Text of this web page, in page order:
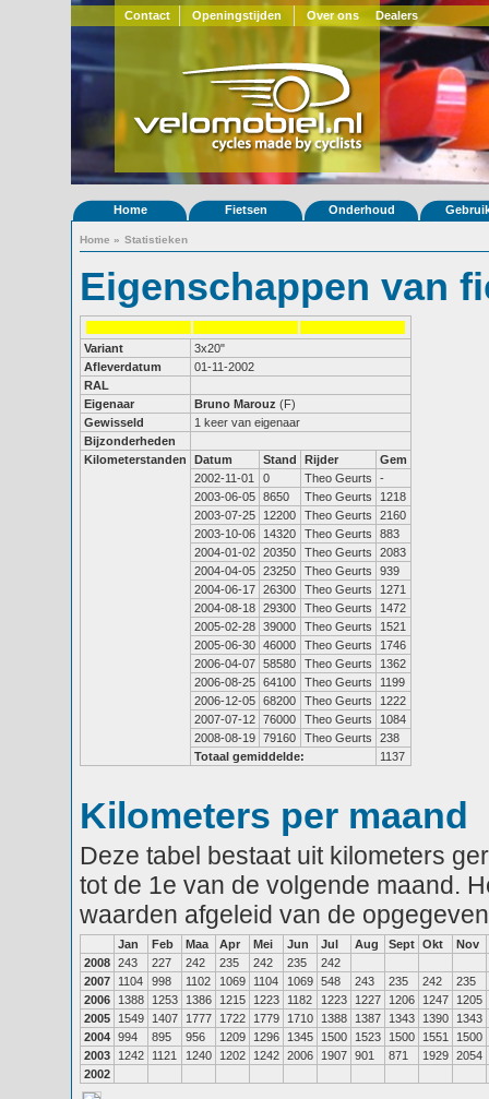
Contact Openingstijden Over ons Dealers
Home Fietsen Onderhoud
Home » Statistieken
Eigenschappen van
Variant
3x20"
Afleverdatum
01-11-2002
RAL
Eigenaar
Bruno Marouz (F)
Gewisseld
1 keer van eigenaar
Bijzonderheden
Kilometerstanden
Datum Stand Rijder
Gem
2002-11-01
0 Theo Geurts
-
2003-06-05 8650 Theo Geurts
1218
2003-07-25
12200 Theo Geurts
2160
2003-10-06
14320 Theo Geurts
883
2004-01-02 20350 Theo Geurts
2083
2004-04-05 23250 Theo Geurts
939
2004-06-17 26300 Theo Geurts
1271
2004-08-18 29300 Theo Geurts
1472
2005-02-28 39000 Theo Geurts
1521
2005-06-30 46000 Theo Geurts
1746
2006-04-07 58580 Theo Geurts
1362
2006-08-25 64100 Theo Geurts
1199
2006-12-05 68200 Theo Geurts
1222
2007-07-12 76000 Theo Geurts
1084
2008-08-19 79160 Theo Geurts
238
Totaal gemiddelde:
1137
Kilometers per maand
Deze tabel bestaat uit kilometers
tot de 1e van de volgende maand.
waarden afgeleid van de
Jan Feb Maa Apr Mei Jun Jul Aug Sept Okt
Nov
2008 243 227 242 235 242 235
242
2007
1104 998 1102 1069 1104 1069 548 243 235 242
235
2006
1388 1253 1386 1215 1223 1182 1223 1227 1206 1247
1205
2005
1549 1407 1777 1722 1779 1710 1388 1387 1343 1390
1343
2004 994 895 956 1209 1296 1345 1500 1523 1500 1551
1500
2003
1242 1121 1240 1202 1242 2006 1907 901 871 1929 2054
2002